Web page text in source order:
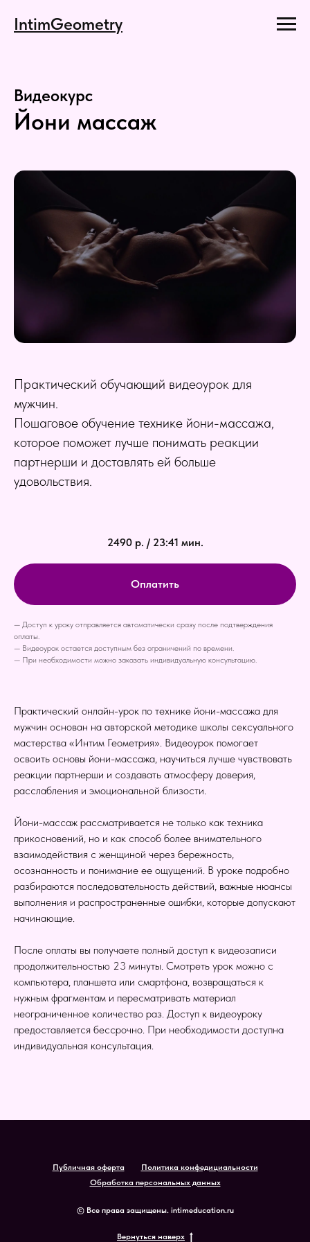
IntimGeometry
Видеокурс
Йони массаж
Практический обучающий видеоурок для
мужчин.
Пошаговое обучение технике йони-массажа,
которое поможет лучше понимать реакции
партнерши и доставлять ей больше
удовольствия.
2490 р. / 23:41 мин.
Оплатить
— Доступ к уроку отправляется автоматически сразу после подтверждения
оплаты.
— Видеоурок остается доступным без ограничений по времени.
— При необходимости можно заказать индивидуальную консультацию.
Практический онлайн-урок по технике йони-массажа для
мужчин основан на авторской методике школы сексуального
мастерства «Интим Геометрия». Видеоурок помогает
освоить основы йони-массажа, научиться лучше чувствовать
реакции партнерши и создавать атмосферу доверия,
расслабления и эмоциональной близости.
Йони-массаж рассматривается не только как техника
прикосновений, но и как способ более внимательного
взаимодействия с женщиной через бережность,
осознанность и понимание ее ощущений. В уроке подробно
разбираются последовательность действий, важные нюансы
выполнения и распространенные ошибки, которые допускают
начинающие.
После оплаты вы получаете полный доступ к видеозаписи
продолжительностью 23 минуты. Смотреть урок можно с
компьютера, планшета или смартфона, возвращаться к
нужным фрагментам и пересматривать материал
неограниченное количество раз. Доступ к видеоуроку
предоставляется бессрочно. При необходимости доступна
индивидуальная консультация.
Публичная оферта
Политика конфедициальности
Обработка персональных данных
© Все права защищены. intimeducation.ru
Вернуться наверх